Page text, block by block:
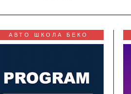
АВТО ШКОЛА БЕКО